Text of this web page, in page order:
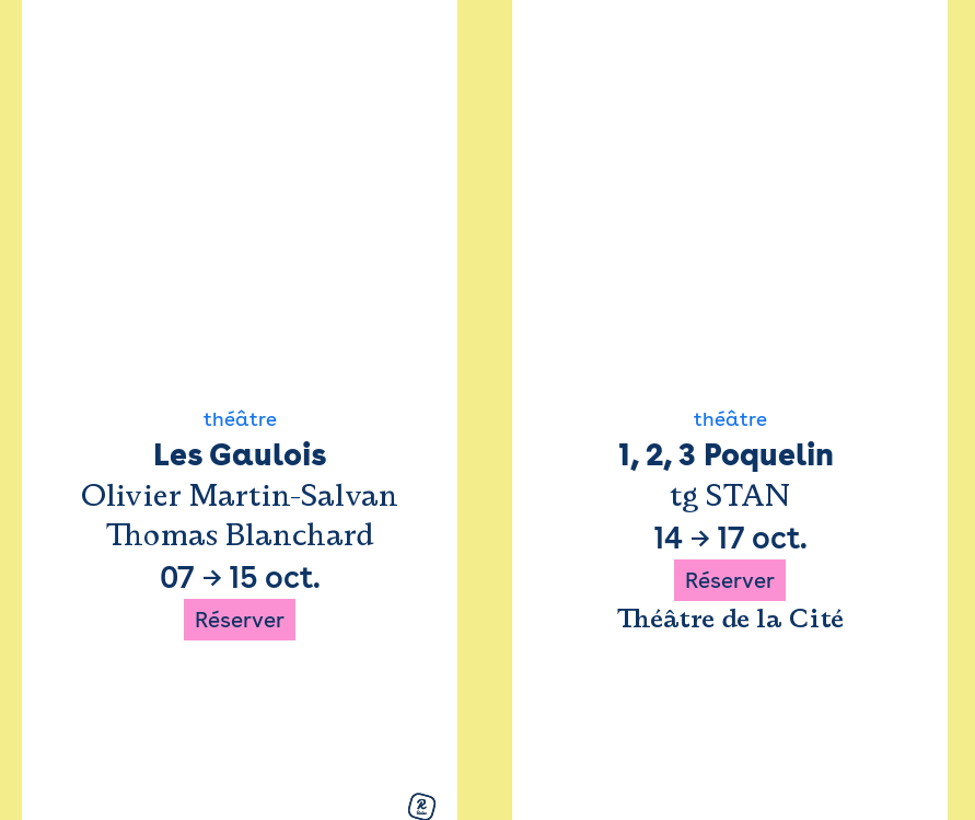
théâtre
Les Gaulois
Olivier Martin-Salvan
Thomas Blanchard
07 → 15 oct.
Réserver
théâtre
1, 2, 3 Poquelin
tg STAN
14→ 17 oct.
Réserver
Théâtre de la Cité